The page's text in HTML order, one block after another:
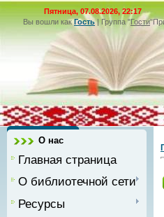
Пятница, 07.08.2026, 22:17
Вы вошли как Гость|Группа"Гости"
О нас
Главная страница
О библиотечной сети
Ресурсы